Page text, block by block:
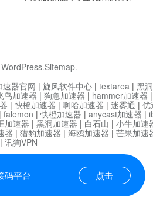
WordPress.Sitemap.
码平台 点击
速器官网 | 旋风软件中心 | textarea | 黑
鸟加速器 | 狗急加速器 | hammer加速器
|快橙加速器 | 啊哈加速器 | 迷雾通 | 优
| falemon |快橙加速器 | anycast加速器 |
加速器 | 黑洞加速器 | 白石山 | 小牛加速
器 | 猎豹加速器 | 海鸥加速器 | 芒果加速
| 讯狗VPN